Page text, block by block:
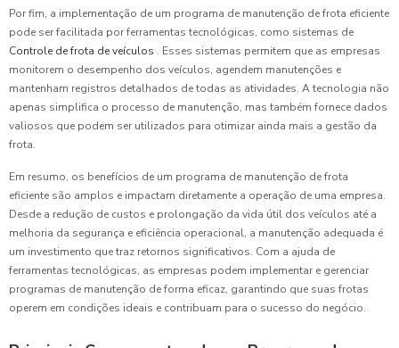
Por fim, a implementação de um programa de manutenção de frota eficiente
pode ser facilitada por ferramentas tecnológicas, como sistemas de
Controle de frota de veículos . Esses sistemas permitem que as empresas
monitorem o desempenho dos veículos, agendem manutenções e
mantenham registros detalhados de todas as atividades. A tecnologia não
apenas simplifica o processo de manutenção, mas também fornece dados
valiosos que podem ser utilizados para otimizar ainda mais a gestão da
frota.
Em resumo, os benefícios de um programa de manutenção de frota
eficiente são amplos e impactam diretamente a operação de uma empresa.
Desde a redução de custos e prolongação da vida útil dos veículos até a
melhoria da segurança e eficiência operacional, a manutenção adequada é
um investimento que traz retornos significativos. Com a ajuda de
ferramentas tecnológicas, as empresas podem implementar e gerenciar
programas de manutenção de forma eficaz, garantindo que suas frotas
operem em condições ideais e contribuam para o sucesso do negócio.